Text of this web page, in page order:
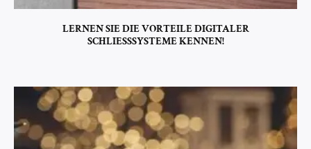
LERNEN SIE DIE VORTEILE DIGITALER
SCHLIESSSYSTEME KENNEN!